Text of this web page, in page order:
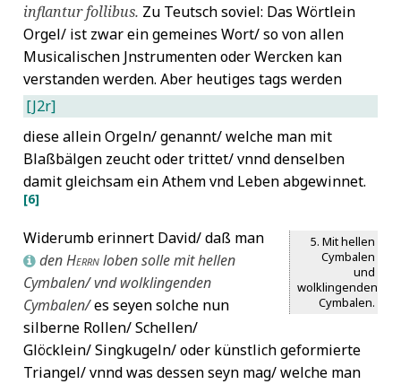
inflantur follibus. Zu Teutsch soviel: Das Wörtlein
Orgel/ ist zwar ein gemeines Wort/ so von allen
Musicalischen Jnstrumenten oder Wercken kan
verstanden werden. Aber heutiges tags werden
[J2r]
diese allein Orgeln/ genannt/ welche man mit
Blaßbälgen zeucht oder trittet/ vnnd denselben
damit gleichsam ein Athem vnd Leben abgewinnet.
[6]
5. Mit hellen
Cymbalen
und
wolklingenden
Cymbalen.
Widerumb erinnert David/ daß man
L denHerrnloben solle mit hellen
Cymbalen/ vnd wolklingenden
Cymbalen/es seyen solche nun
silberne Rollen/ Schellen/
Glöcklein/ Singkugeln/ oder künstlich geformierte
Triangel/ vnnd was dessen seyn mag/ welche man